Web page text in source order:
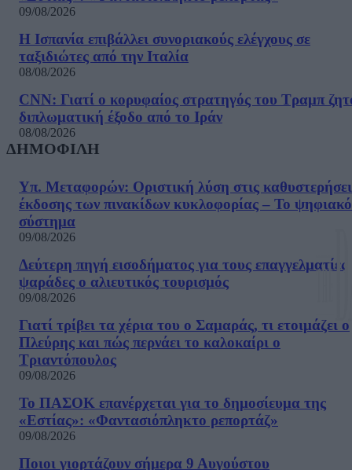
09/08/2026
Η Ισπανία επιβάλλει συνοριακούς ελέγχους σε
ταξιδιώτες από την Ιταλία
08/08/2026
CNN: Γιατί ο κορυφαίος στρατηγός του Τραμπ
διπλωματική έξοδο από το Ιράν
08/08/2026
ΔΗΜΟΦΙΛΗ
Υπ. Μεταφορών: Οριστική λύση στις
έκδοσης των πινακίδων κυκλοφορίας – Το ψηφιακό
σύστημα
09/08/2026
Δεύτερη πηγή εισοδήματος για τους επαγγελματίες
ψαράδες ο αλιευτικός τουρισμός
09/08/2026
Γιατί τρίβει τα χέρια του ο Σαμαράς, τι ετοιμάζει ο
Πλεύρης και πώς περνάει το καλοκαίρι ο
Τριαντόπουλος
09/08/2026
Το ΠΑΣΟΚ επανέρχεται για το δημοσίευμα της
«Εστίας»: «Φαντασιόπληκτο ρεπορτάζ»
09/08/2026
Ποιοι γιορτάζουν σήμερα 9 Αυγούστου